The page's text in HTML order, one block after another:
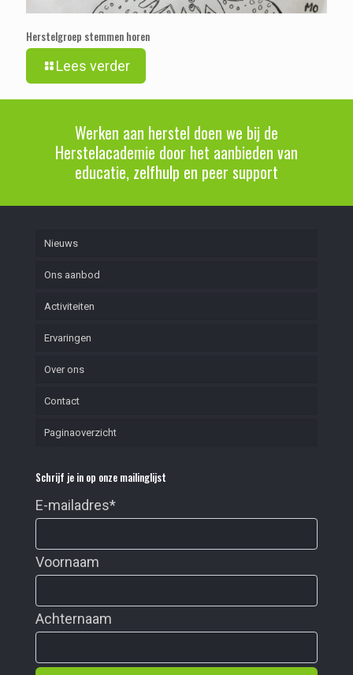
Herstelgroep stemmen horen
Lees verder
Werken aan herstel doen we bij de
Herstelacademie door het aanbieden van
educatie, zelfhulp en peer support
Nieuws
Ons aanbod
Activiteiten
Ervaringen
Over ons
Contact
Paginaoverzicht
Schrijf je in op onze mailinglijst
E-mailadres*
Voornaam
Achternaam